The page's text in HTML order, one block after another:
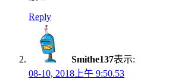
Reply
Smithe137表示:
08-10, 2018上午 9:50.53